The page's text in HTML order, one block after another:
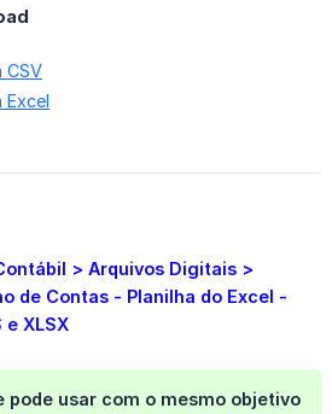
CSV
Excel
> Arquivos Digitais >
de Contas - Planilha do Excel -
e XLSX
pode usar com o mesmo objetivo